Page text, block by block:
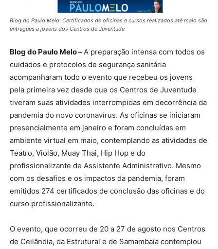
Blog do Paulo Melo: Certificados de oficinas e cursos realizados até maio são
entregues a jovens dos Centros de Juventude
Blog do Paulo Melo –A preparação intensa com todos os
cuidados e protocolos de segurança sanitária
acompanharam todo o evento que recebeu os jovens
pela primeira vez desde que os Centros de Juventude
tiveram suas atividades interrompidas em decorrência da
pandemia do novo coronavírus. As oficinas se iniciaram
presencialmente em janeiro e foram concluídas em
ambiente virtual em maio, contemplando as atividades de
Teatro, Violão, Muay Thai, Hip Hop e do
profissionalizante de Assistente Administrativo. Mesmo
com os desafios e os impactos da pandemia, foram
emitidos 274 certificados de conclusão das oficinas e do
curso profissionalizante.
O evento, que ocorreu de 20 a 27 de agosto nos Centros
de Ceilândia, da Estrutural e de Samambaia contemplou